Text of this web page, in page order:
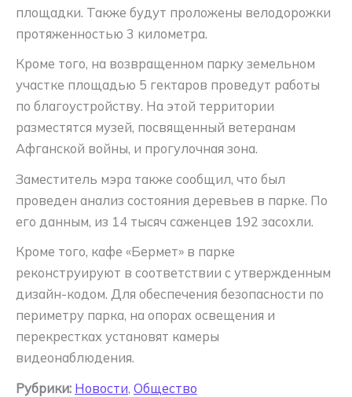
площадки. Также будут проложены велодорожки
протяженностью 3 километра.
Кроме того, на возвращенном парку земельном
участке площадью 5 гектаров проведут работы
по благоустройству. На этой территории
разместятся музей, посвященный ветеранам
Афганской войны, и прогулочная зона.
Заместитель мэра также сообщил, что был
проведен анализ состояния деревьев в парке. По
его данным, из 14 тысяч саженцев 192 засохли.
Кроме того, кафе «Бермет» в парке
реконструируют в соответствии с утвержденным
дизайн-кодом. Для обеспечения безопасности по
периметру парка, на опорах освещения и
перекрестках установят камеры
видеонаблюдения.
Рубрики: Новости, Общество